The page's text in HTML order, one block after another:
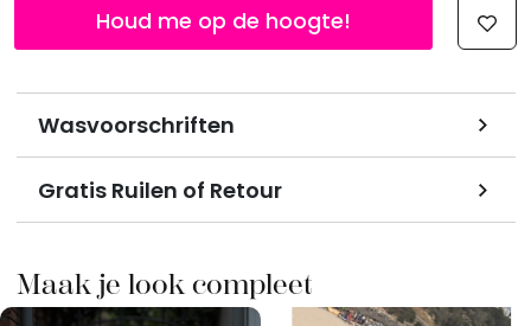
Wasvoorschriften
Gratis Ruilen of Retour
Houd me op de hoogte!
Maak je look compleet